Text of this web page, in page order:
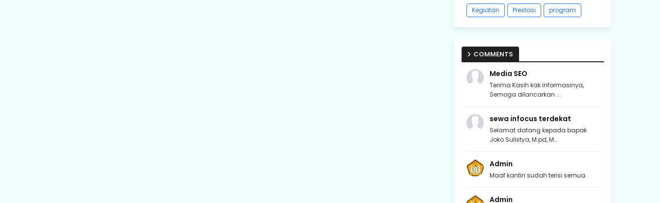
Kegiatan Prestasi program
COMMENTS
Media SEO
Terima Kasih kak informasinya,
Semoga dilancarkan ...
sewa infocus terdekat
Selamat datang kepada bapak
Joko Sulistya, M.pd, M...
Admin
Maaf kantin sudah terisi semua.
Admin